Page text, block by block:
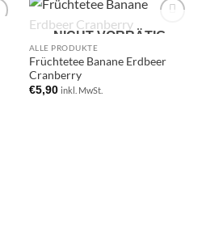
Add to
NICHT VORRÄTIG
ALLE PRODUKTE
Früchtetee Banane Erdbeer
Cranberry
€5,90 inkl. MwSt.